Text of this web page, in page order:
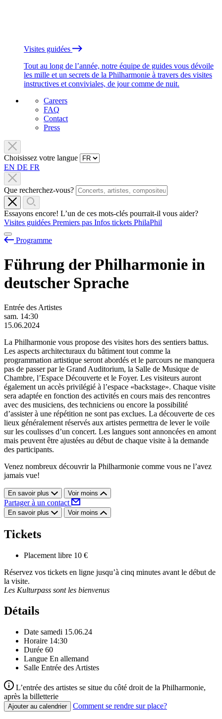
Visites guidées
Tout au long de l’année, notre équipe de guides vous dévoile
les mille et un secrets de la Philharmonie à travers des visites
instructives et conviviales, de jour comme de nuit.
Careers
FAQ
Contact
Press
Choisissez votre langue
EN DE FR
Que recherchez-vous?
Essayons encore! L’un de ces mots-clés pourrait-il vous aider?
Visites guidées Premiers pas Infos tickets PhilaPhil
Programme
Führung der Philharmonie in
deutscher Sprache
Entrée des Artistes
sam. 14:30
15.06.2024
La Philharmonie vous propose des visites hors des sentiers battus.
Les aspects architecturaux du bâtiment tout comme la
programmation artistique seront abordés et le parcours ne manquera
pas de passer par le Grand Auditorium, la Salle de Musique de
Chambre, l’Espace Découverte et le Foyer. Les visiteurs auront
également un accès privilégié à l’espace «backstage». Chaque visite
sera adaptée en fonction des activités en cours mais des rencontres
avec des musiciens, des techniciens ou encore la possibilité
d’assister à une répétition ne sont pas exclues. La découverte de ces
lieux généralement réservés aux artistes permettra de lever le voile
sur les coulisses d’un concert. Les langues sont annoncées en amont
mais peuvent être ajustées au début de chaque visite à la demande
des participants.
Venez nombreux découvrir la Philharmonie comme vous ne l’avez
jamais vue!
En savoir plus Voir moins
Partager à un contact
En savoir plus Voir moins
Tickets
Placement libre 10 €
Réservez vos tickets en ligne jusqu’à cinq minutes avant le début de
la visite.
Les Kulturpass sont les bienvenus
Détails
Date samedi 15.06.24
Horaire 14:30
Durée 60
Langue En allemand
Salle Entrée des Artistes
L’entrée des artistes se situe du côté droit de la Philharmonie,
après la billetterie
Ajouter au calendrier Comment se rendre sur place?